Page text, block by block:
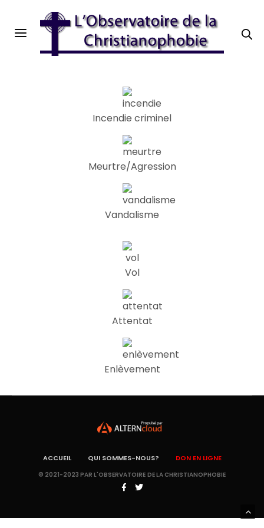
Incendie criminel
Meurtre/Agression
Vandalisme
Vol
Attentat
Enlèvement
ACCUEIL QUI SOMMES-NOUS? DON EN LIGNE
© 2021-2023 PAR L'OBSERVATOIRE DE LA CHRISTIANOPHOBIE